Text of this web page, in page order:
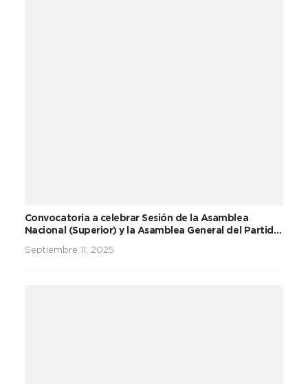
Convocatoria a celebrar Sesión de la Asamblea
Nacional (Superior) y la Asamblea General del Partido
Septiembre 11, 2025